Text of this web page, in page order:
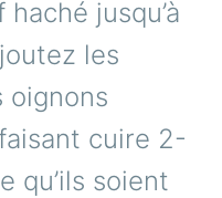
jusqu’à
les
oignons
cuire 2-
qu’ils soient